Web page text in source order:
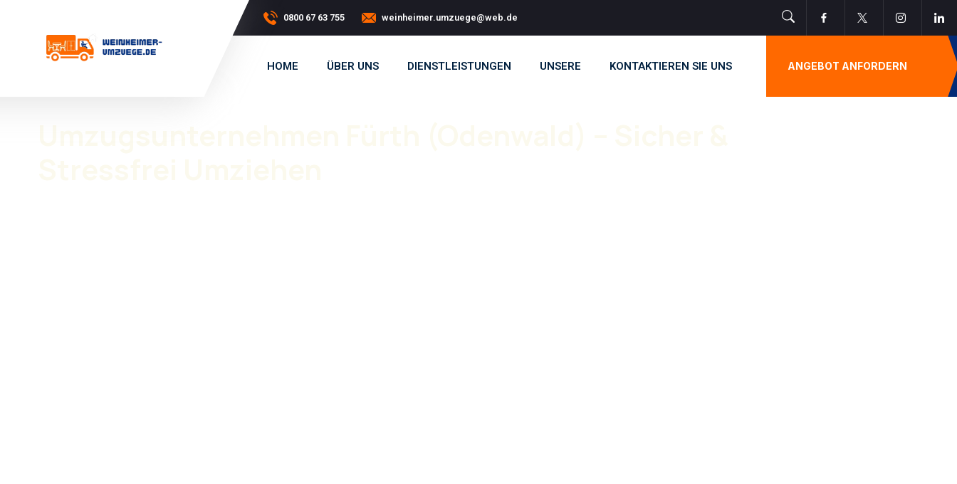
0800 67 63 755 weinheimer.umzuege@web.de
HOME ÜBER UNS DIENSTLEISTUNGEN UNSERE KONTAKTIEREN SIE UNS ANGEBOT ANFORDERN